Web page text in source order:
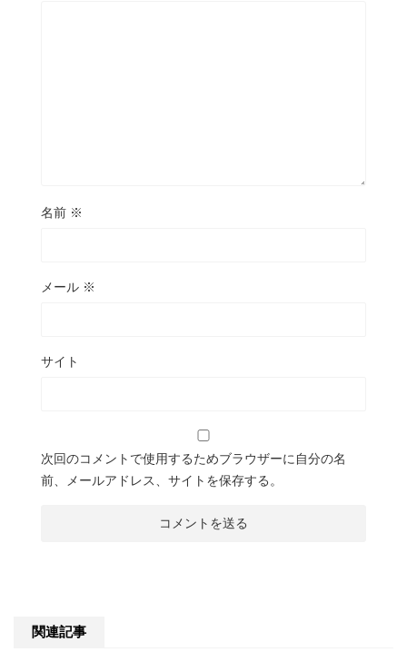
名前 ※
メール ※
サイト
次回のコメントで使用するためブラウザーに自分の名
前、メールアドレス、サイトを保存する。
関連記事